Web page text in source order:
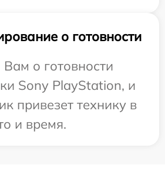
о готовности
о готовности
Sony PlayStation, и
привезет технику в
и время.